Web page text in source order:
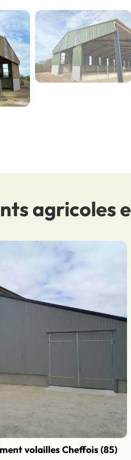
agricoles
volailles Cheffois (85)